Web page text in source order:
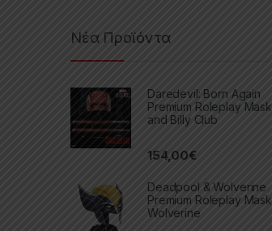
Νέα Προϊόντα
Daredevil: Born Again
Premium Roleplay Mask
and Billy Club
154,00€
Deadpool & Wolverine
Premium Roleplay Mask
Wolverine